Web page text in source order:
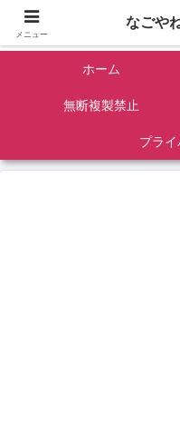
名古屋を中心に全国観光名所紹
ホーム
無断複製禁止
プラ
メニュー
なごや